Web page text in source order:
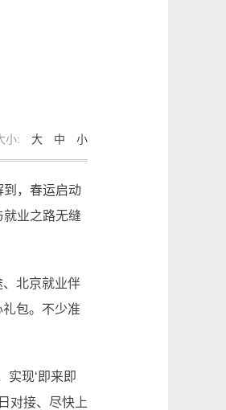
小: 大 中 小
，春运启动
业之路无缝
北京就业伴
包。不少准
实现‘即来即
对接、尽快上